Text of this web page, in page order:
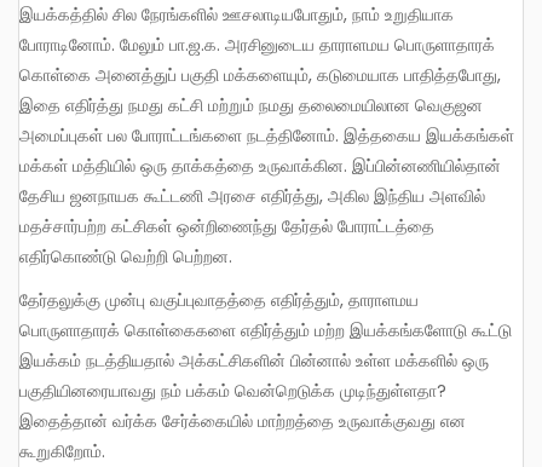
இயக்கத்தில் சில நேரங்களில் ஊசலாடியபோதும், நாம் உறுதியாக
போராடினோம். மேலும் பா.ஜ.க. அரசினுடைய தாராளமய பொருளாதாரக்
கொள்கை அனைத்துப் பகுதி மக்களையும், கடுமையாக பாதித்தபோது,
இதை எதிர்த்து நமது கட்சி மற்றும் நமது தலைமையிலான வெகுஜன
அமைப்புகள் பல போராட்டங்களை நடத்தினோம். இத்தகைய இயக்கங்கள்
மக்கள் மத்தியில் ஒரு தாக்கத்தை உருவாக்கின. இப்பின்னணியில்தான்
தேசிய ஜனநாயக கூட்டணி அரசை எதிர்த்து, அகில இந்திய அளவில்
மதச்சார்பற்ற கட்சிகள் ஒன்றிணைந்து தேர்தல் போராட்டத்தை
எதிர்கொண்டு வெற்றி பெற்றன.
தேர்தலுக்கு முன்பு வகுப்புவாதத்தை எதிர்த்தும், தாராளமய
பொருளாதாரக் கொள்கைகளை எதிர்த்தும் மற்ற இயக்கங்களோடு கூட்டு
இயக்கம் நடத்தியதால் அக்கட்சிகளின் பின்னால் உள்ள மக்களில் ஒரு
பகுதியினரையாவது நம் பக்கம் வென்றெடுக்க முடிந்துள்ளதா?
இதைத்தான் வர்க்க சேர்க்கையில் மாற்றத்தை உருவாக்குவது என
கூறுகிறோம்.